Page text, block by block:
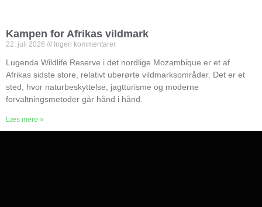
Kampen for Afrikas vildmark
22. juli 2026 Ingen kommentarer
Lugenda Wildlife Reserve i det nordlige Mozambique er et af
Afrikas sidste store, relativt uberørte vildmarksområder. Det er et
sted, hvor naturbeskyttelse, jagtturisme og moderne
forvaltningsmetoder går hånd i hånd.
Læs mere »